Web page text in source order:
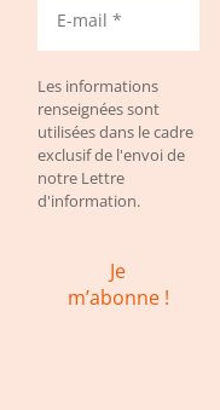
Les informations
renseignées sont
utilisées dans le cadre
exclusif de l'envoi de
notre Lettre
d'information.